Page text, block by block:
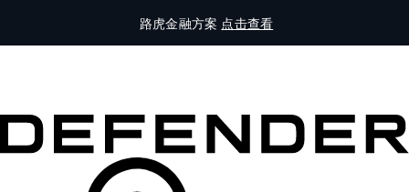
路虎金融方案 点击查看